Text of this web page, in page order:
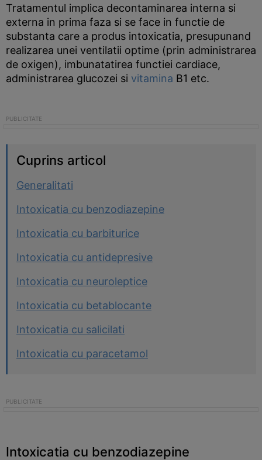
Tratamentul implica decontaminarea interna si
externa in prima faza si se face in functie de
substanta care a produs intoxicatia, presupunand
realizarea unei ventilatii optime (prin administrarea
de oxigen), imbunatatirea functiei cardiace,
administrarea glucozei si vitamina B1 etc.
Cuprins articol
Generalitati
Intoxicatia cu benzodiazepine
Intoxicatia cu barbiturice
Intoxicatia cu antidepresive
Intoxicatia cu neuroleptice
Intoxicatia cu betablocante
Intoxicatia cu salicilati
Intoxicatia cu paracetamol
Intoxicatia cu benzodiazepine